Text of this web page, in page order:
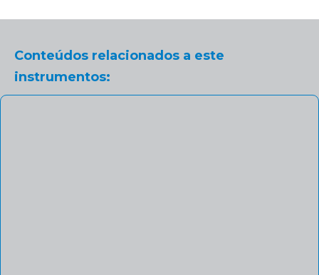
Conteúdos relacionados a este
instrumentos: